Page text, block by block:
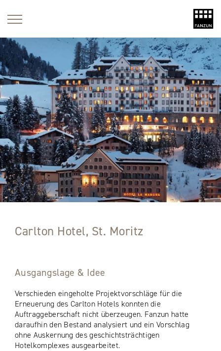
Carlton Hotel, St. Moritz
Ausgangslage & Idee
Verschieden eingeholte Projektvorschläge für die
Erneuerung des Carlton Hotels konnten die
Auftraggeberschaft nicht überzeugen. Fanzun hatte
daraufhin den Bestand analysiert und ein Vorschlag
ohne Auskernung des geschichtsträchtigen
Hotelkomplexes ausgearbeitet.